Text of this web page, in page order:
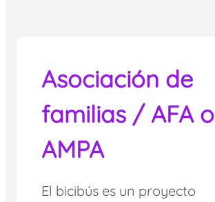
Asociación de
familias / AFA o
AMPA
El bicibús es un proyecto